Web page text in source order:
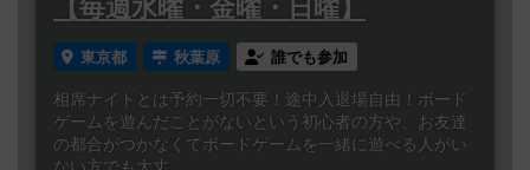
【毎週水曜・金曜・日曜】
東京都 秋葉原 誰でも参加
相席ナイトとは予約一切不要！途中入退場自由！ボード
ゲームを遊んだことがないという初心者の方や、お友達
の都合がつかなくてボードゲームを一緒に遊べる人がい